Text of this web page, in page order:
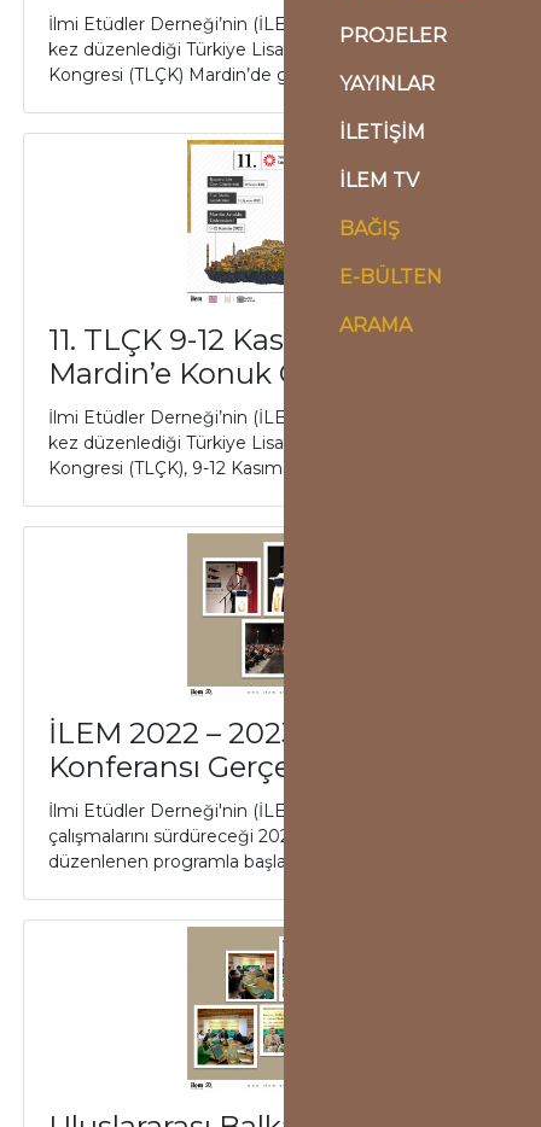
PROJELER
YAYINLAR
İLETİŞİM
İLEM TV
BAĞIŞ
E-BÜLTEN
ARAMA
İlmi Etüdler Derneği’nin (İLEM) 2012’den beri yılda bir
kez düzenlediği Türkiye Lisansüstü Çalışmalar
Kongresi (TLÇK) Mardin’de gerçekleştir...
11. TLÇK 9-12 Kasım’da
Mardin’e Konuk Oluyor
İlmi Etüdler Derneği’nin (İLEM) 2012’den beri yılda bir
kez düzenlediği Türkiye Lisansüstü Çalışmalar
Kongresi (TLÇK), 9-12 Kasım’da Mardin’...
İLEM 2022 – 2023 Açılış
Konferansı Gerçekleşti
İlmi Etüdler Derneği'nin (İLEM) akademik
çalışmalarını sürdüreceği 2022-2023 faaliyet dönemi
düzenlenen programla başladı. 14 Ekim Cuma gün...